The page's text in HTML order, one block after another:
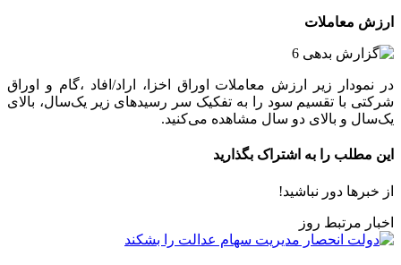
ارزش معاملات
در نمودار زیر ارزش معاملات اوراق اخزا، اراد/افاد ،گام و اوراق
شرکتی با تقسیم سود را به تفکیک سر رسیدهای زیر یک‌سال، بالای
یک‌سال و بالای دو سال مشاهده می‌کنید.
این مطلب را به اشتراک بگذارید
از خبرها دور نباشید!
اخبار مرتبط روز